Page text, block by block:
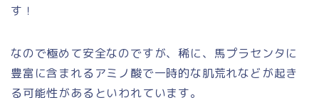
す！
なので極めて安全なのですが、稀に、馬プラセンタに
豊富に含まれるアミノ酸で一時的な肌荒れなどが起き
る可能性があるといわれています。